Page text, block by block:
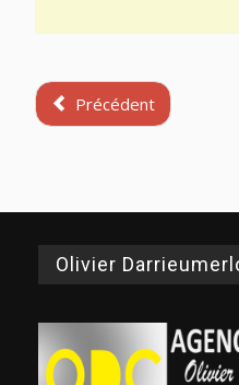
Précédent
Olivier